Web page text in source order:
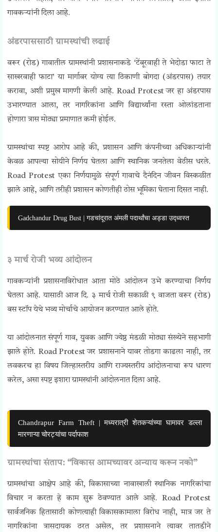
गावकऱ्यांनी दिला आहे.
अंडरपाससाठी ग्रामस्थांची लढाई
वरूर (रोड) गावातील ग्रामस्थांनी प्रशासनाकडे ‘टेंबूरवाही ते भेदोडा फाटा ते
साखरवाही फाटा’ या मार्गावर योग्य त्या ठिकाणी बोगदा (अंडरपास) तयार
करावा, अशी प्रमुख मागणी केली आहे. Road Protest जर हा अंडरपास
उभारण्यात आला, तर नागरिकांना आणि विद्यार्थ्यांना रस्ता ओलांडताना
होणारा त्रास मोठ्या प्रमाणात कमी होईल.
ग्रामस्थांचा स्पष्ट आरोप आहे की, प्रशासन आणि कंपनीच्या अधिकाऱ्यांनी
केवळ आपल्या सोयीने निर्णय घेतला आणि स्थानिक जनतेला वेठीस धरले.
Road Protest एका निर्णयामुळे संपूर्ण गावाचे दैनंदिन जीवन विस्कळीत
झाले आहे, आणि तरीही प्रशासन कोणतीही ठोस भूमिका घेताना दिसत नाही.
Gadchandur Drug Bust | गडचांदूरात अंमली पदार्थांचा अड्डा उद्ध्वस्त
३ मार्च रोजी भव्य आंदोलन
गावकऱ्यांनी प्रशासनाविरोधात आता मोठे आंदोलन उभे करण्याचा निर्णय
घेतला आहे. यासाठी आज दि. ३ मार्च रोजी सकाळी ९ वाजता वरूर (रोड)
बस स्टॉप येथे भव्य मोर्चाचे आयोजन करण्यात आले होते.
या आंदोलनात संपूर्ण गाव, युवक आणि ज्येष्ठ मंडळी मोठ्या संख्येने सहभागी
झाले होते. Road Protest जर प्रशासनाने यावर तोडगा काढला नाही, तर
लवकरच हा विषय जिल्हास्तरीय आणि राज्यस्तरीय आंदोलनाचा रूप धारण
करेल, असा स्पष्ट इशारा ग्रामस्थांनीआंदोलनातदिला आहे.
Chandrapur Farm Theft | मध्यरात्री शेतकऱ्यांच्या घामावर डल्ला
मारणाऱ्या चोरट्यांचा पर्दाफाश
ग्रामस्थांचा संताप: “विकास आमच्यावर अन्याय करून नको”
ग्रामस्थांचा आक्षेप आहे की, विकासाच्या नावाखाली स्थानिक नागरिकांचा
विचार न करता हे काम सुरू ठेवण्यात आले आहे. Road Protest
सार्वजनिक हितासाठी कोणत्याही विकासकामाला विरोध नाही, मात्र जर ते
नागरिकांना त्रासदायक ठरत असेल, तर प्रशासनाने त्यावर तातडीने